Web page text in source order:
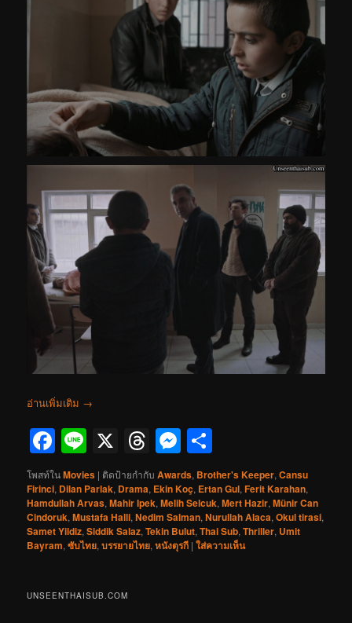
อ่านเพิ่มเติม →
Facebook
Line
X Threads
Messenger
โพสท์ในMovies | ติดป้ายกำกับ Awards, Brother's Keeper,Cansu
Firinci, Dilan Parlak, Drama, Ekin Koç, Ertan Gul,Ferit Karahan,
Hamdullah Arvas,Mahir Ipek,Melih Selcuk,Mert Hazir,Münir Can
Cindoruk,Mustafa Halli,Nedim Salman,Nurullah Alaca,Okul tirasi,
Samet Yildiz,Siddik Salaz,Tekin Bulut,Thai Sub,Thriller, Umit
Bayram,ซับไทย,บรรยายไทย,หนังตุรกี |ใส่ความเห็น
UNSEENTHAISUB.COM